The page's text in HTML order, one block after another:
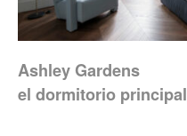
Ashley Gardens
el dormitorio principal